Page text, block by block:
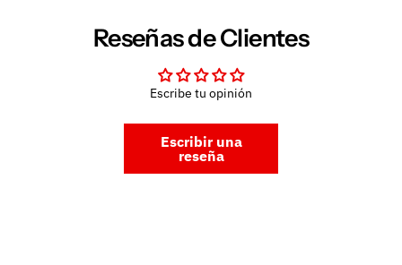
Reseñas de Clientes
Escribe tu opinión
Escribir una
reseña